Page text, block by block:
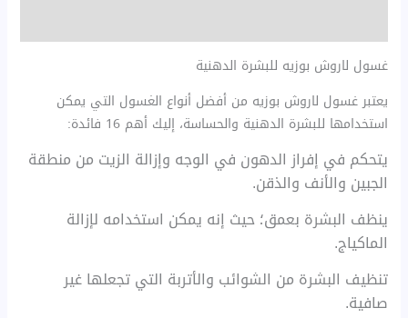
غسول لاروش بوزيه للبشرة الدهنية
يعتبر غسول لاروش بوزيه من أفضل أنواع الغسول التي يمكن
استخدامها للبشرة الدهنية والحساسة، إليك أهم 16 فائدة:
يتحكم في إفراز الدهون في الوجه وإزالة الزيت من منطقة
الجبين والأنف والذقن.
ينظف البشرة بعمق؛ حيث إنه يمكن استخدامه لإزالة
الماكياج.
تنظيف البشرة من الشوائب والأتربة التي تجعلها غير
صافية.